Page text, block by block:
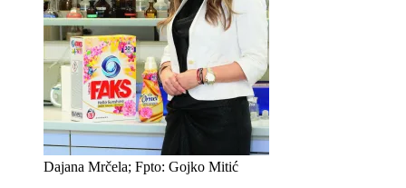
Dajana Mrčela; Fpto: Gojko Mitić